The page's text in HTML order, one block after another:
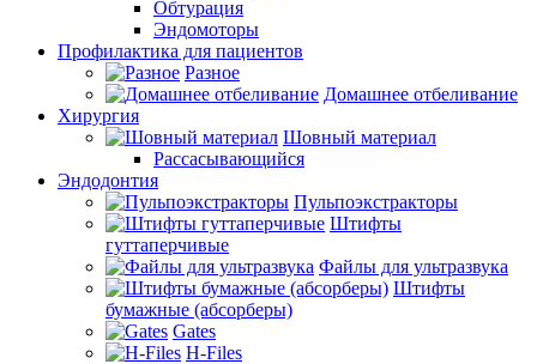
Обтурация
Эндомоторы
Профилактика для пациентов
Разное
Домашнее отбеливание
Хирургия
Шовный материал
Рассасывающийся
Эндодонтия
Пульпоэкстракторы
Штифты
гуттаперчивые
Файлы для ультразвука
Штифты
бумажные (абсорберы)
Gates
H-Files